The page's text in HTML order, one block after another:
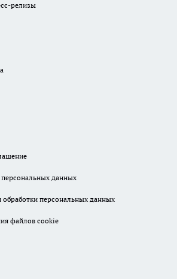
релизы
персональных данных
персональных данных
файлов cookie